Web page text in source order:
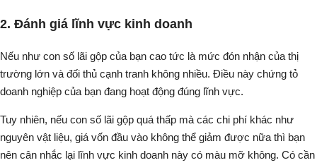
2. Đánh giá lĩnh vực kinh doanh
Nếu như con số lãi gộp của bạn cao tức là mức đón nhận của thị
trường lớn và đối thủ cạnh tranh không nhiều. Điều này chứng tỏ
doanh nghiệp của bạn đang hoạt động đúng lĩnh vực.
Tuy nhiên, nếu con số lãi gộp quá thấp mà các chi phí khác như
nguyên vật liệu, giá vốn đầu vào không thể giảm được nữa thì bạn
nên cân nhắc lại lĩnh vực kinh doanh này có màu mỡ không. Có cần